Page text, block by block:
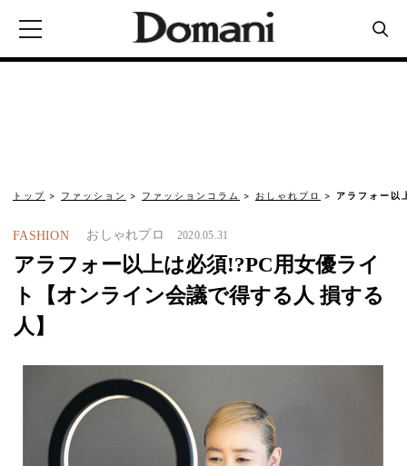
トップ ファッション ファッションコラム おしゃれプロ アラフォー以
FASHION おしゃれプロ 2020.05.31
アラフォー以上は必須!?PC用女優ライ
ト【オンライン会議で得する人 損する
人】